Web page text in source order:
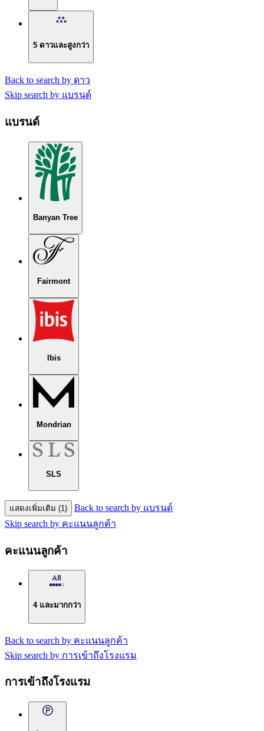
5 ดาวและสูงกว่า
Back to search by ดาว
Skip search by แบรนด์
แบรนด์
Banyan Tree
Fairmont
Ibis
Mondrian
SLS
แสดงเพิ่มเติม (1)
Back to search by แบรนด์
Skip search by คะแนนลูกค้า
คะแนนลูกค้า
4 และมากกว่า
Back to search by คะแนนลูกค้า
Skip search by การเข้าถึงโรงแรม
การเข้าถึงโรงแรม